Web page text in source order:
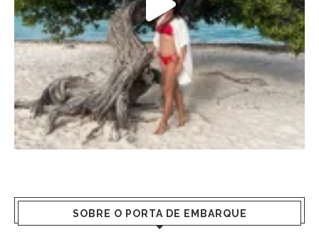
SOBRE O PORTA DE EMBARQUE